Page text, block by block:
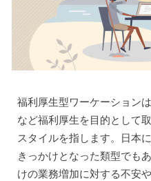
福利厚生型ワーケーション
など福利厚生を目的として
スタイルを指します。日本
きっかけとなった類型でも
けの業務増加に対する不安